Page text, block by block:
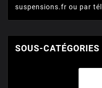
suspensions.fr ou par
SOUS-CATÉGORIES